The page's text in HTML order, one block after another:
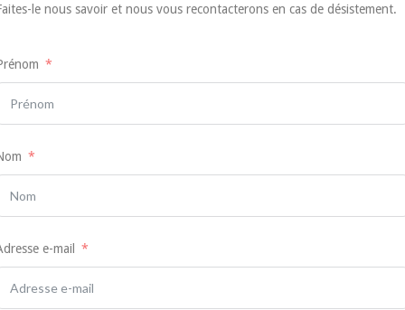
le nous savoir et nous vous recontacterons en cas de désistement.
e-mail